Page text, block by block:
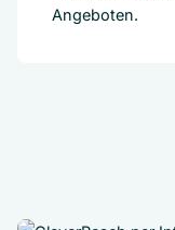
Angeboten.